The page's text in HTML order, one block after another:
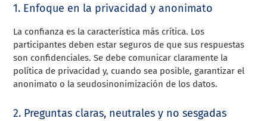
1. Enfoque en la privacidad y anonimato
La confianza es la característica más crítica. Los
participantes deben estar seguros de que sus respuestas
son confidenciales. Se debe comunicar claramente la
política de privacidad y, cuando sea posible, garantizar el
anonimato o la seudosinonimización de los datos.
2. Preguntas claras, neutrales y no sesgadas